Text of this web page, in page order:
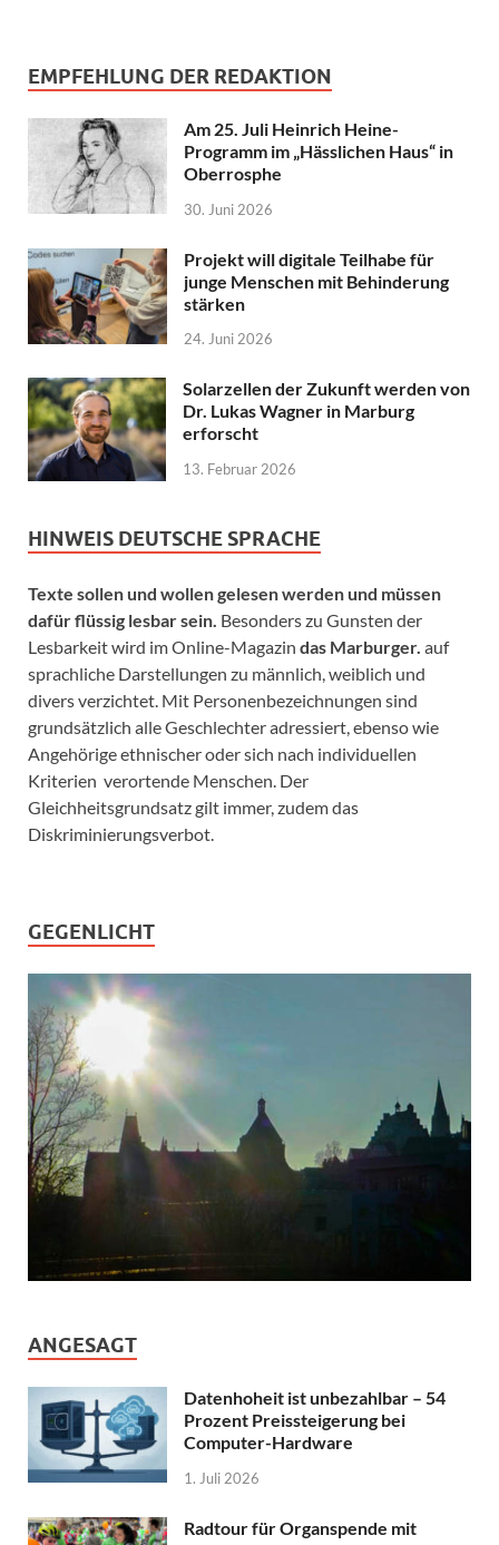
EMPFEHLUNG DER REDAKTION
Am 25. Juli Heinrich Heine-
Programm im „Hässlichen Haus“ in
Oberrosphe
30. Juni 2026
Projekt will digitale Teilhabe für
junge Menschen mit Behinderung
stärken
24. Juni 2026
Solarzellen der Zukunft werden von
Dr. Lukas Wagner in Marburg
erforscht
13. Februar 2026
HINWEIS DEUTSCHE SPRACHE
Texte sollen und wollen gelesen werden und müssen
dafür flüssig lesbar sein. Besonders zu Gunsten der
Lesbarkeit wird im Online-Magazin das Marburger. auf
sprachliche Darstellungen zu männlich, weiblich und
divers verzichtet. Mit Personenbezeichnungen sind
grundsätzlich alle Geschlechter adressiert, ebenso wie
Angehörige ethnischer oder sich nach individuellen
Kriterien verortende Menschen. Der
Gleichheitsgrundsatz gilt immer, zudem das
Diskriminierungsverbot.
GEGENLICHT
ANGESAGT
Datenhoheit ist unbezahlbar – 54
Prozent Preissteigerung bei
Computer-Hardware
1. Juli 2026
Radtour für Organspende mit